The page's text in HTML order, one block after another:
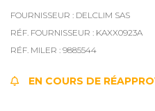
FOURNISSEUR : DELCLIM SAS
RÉF. FOURNISSEUR : KAXX0923A
RÉF. MILER : 9885544
EN COURS DE